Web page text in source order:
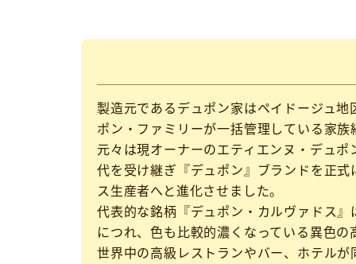
製造元であるデュポン家はペイドージュ
ポン・ファミリーが一括管理している家族
元々は現オーナーのエティエンヌ・デュ
代を受け継ぎ『デュポン』ブランドを正
ス生産者へと進化させました。
代表的な銘柄『デュポン・カルヴァドス
につれ、色も比較的濃くなっている異色
世界中の高級レストランやバー、ホテル